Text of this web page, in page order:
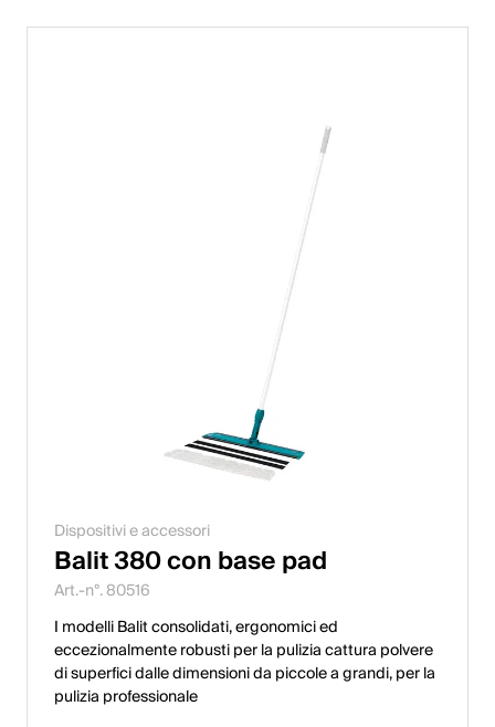
Dispositivi e accessori
Balit 380 con base pad
Art.-n°. 80516
I modelli Balit consolidati, ergonomici ed
eccezionalmente robusti per la pulizia cattura polvere
di superfici dalle dimensioni da piccole a grandi, per la
pulizia professionale